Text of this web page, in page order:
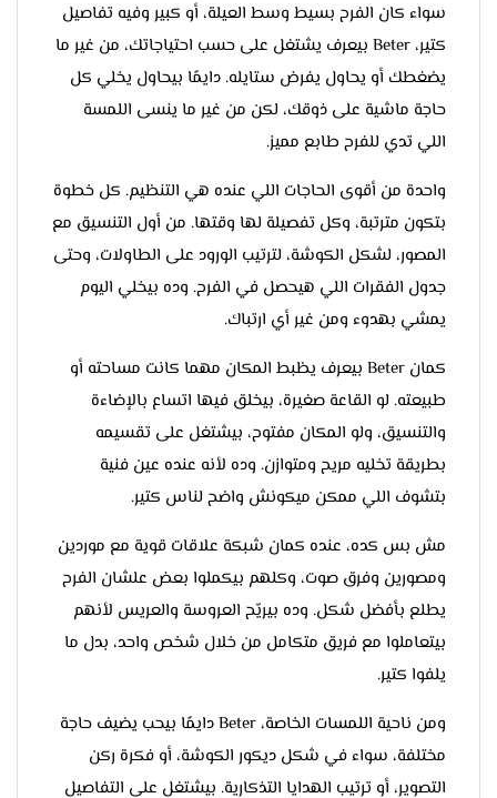
سواء كان الفرح بسيط وسط العيلة، أو كبير وفيه تفاصيل
كتير، Beter بيعرف يشتغل على حسب احتياجاتك، من غير ما
يضغطك أو يحاول يفرض ستايله. دايمًا بيحاول يخلي كل
حاجة ماشية على ذوقك، لكن من غير ما ينسى اللمسة
اللي تدي للفرح طابع مميز.
واحدة من أقوى الحاجات اللي عنده هي التنظيم. كل خطوة
بتكون مترتبة، وكل تفصيلة لها وقتها. من أول التنسيق مع
المصور، لشكل الكوشة، لترتيب الورود على الطاولات، وحتى
جدول الفقرات اللي هيحصل في الفرح. وده بيخلي اليوم
يمشي بهدوء ومن غير أي ارتباك.
كمان Beter بيعرف يظبط المكان مهما كانت مساحته أو
طبيعته. لو القاعة صغيرة، بيخلق فيها اتساع بالإضاءة
والتنسيق، ولو المكان مفتوح، بيشتغل على تقسيمه
بطريقة تخليه مريح ومتوازن. وده لأنه عنده عين فنية
بتشوف اللي ممكن ميكونش واضح لناس كتير.
مش بس كده، عنده كمان شبكة علاقات قوية مع موردين
ومصورين وفرق صوت، وكلهم بيكملوا بعض علشان الفرح
يطلع بأفضل شكل. وده بيريّح العروسة والعريس لأنهم
بيتعاملوا مع فريق متكامل من خلال شخص واحد، بدل ما
يلفوا كتير.
ومن ناحية اللمسات الخاصة، Beter دايمًا بيحب يضيف حاجة
مختلفة، سواء في شكل ديكور الكوشة، أو فكرة ركن
التصوير، أو ترتيب الهدايا التذكارية. بيشتغل على التفاصيل